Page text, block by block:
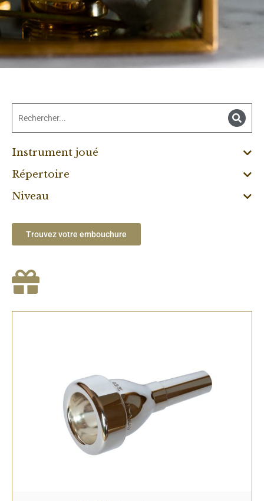
Instrument joué
Répertoire
Niveau
Trouvez votre embouchure